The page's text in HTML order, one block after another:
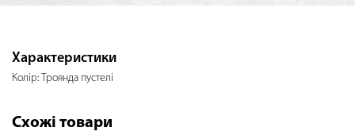
Характеристики
Колір: Троянда пустелі
Схожі товари